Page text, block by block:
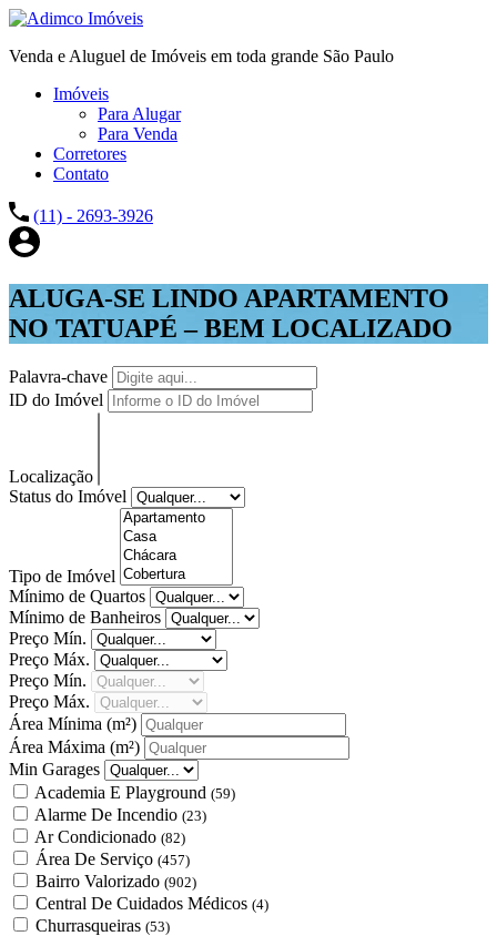
Venda e Aluguel de Imóveis em toda grande São Paulo
Imóveis
Para Alugar
Para Venda
Corretores
Contato
(11) - 2693-3926
ALUGA-SE LINDO APARTAMENTO
NO TATUAPÉ – BEM LOCALIZADO
Palavra-chave
ID do Imóvel
Localização
Status do Imóvel
Tipo de Imóvel
Mínimo de Quartos
Mínimo de Banheiros
Preço Mín.
Preço Máx.
Preço Mín.
Preço Máx.
Área Mínima (m²)
Área Máxima (m²)
Min Garages
Academia E Playground (59)
Alarme De Incendio (23)
Ar Condicionado (82)
Área De Serviço (457)
Bairro Valorizado (902)
Central De Cuidados Médicos (4)
Churrasqueiras (53)